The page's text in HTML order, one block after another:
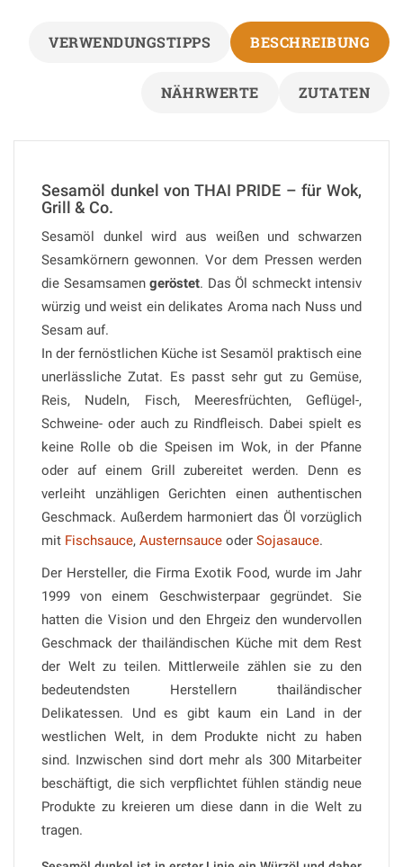
BESCHREIBUNG
VERWENDUNGSTIPPS
ZUTATEN
NÄHRWERTE
Sesamöl dunkel von THAI PRIDE – für Wok,
Grill & Co.
Sesamöl dunkel wird aus weißen und schwarzen
Sesamkörnern gewonnen. Vor dem Pressen werden
die Sesamsamen geröstet. Das Öl schmeckt intensiv
würzig und weist ein delikates Aroma nach Nuss und
Sesam auf.
In der fernöstlichen Küche ist Sesamöl praktisch eine
unerlässliche Zutat. Es passt sehr gut zu Gemüse,
Reis, Nudeln, Fisch, Meeresfrüchten, Geflügel-,
Schweine- oder auch zu Rindfleisch. Dabei spielt es
keine Rolle ob die Speisen im Wok, in der Pfanne
oder auf einem Grill zubereitet werden. Denn es
verleiht unzähligen Gerichten einen authentischen
Geschmack. Außerdem harmoniert das Öl vorzüglich
mit Fischsauce, Austernsauce oder Sojasauce.
Der Hersteller, die Firma Exotik Food, wurde im Jahr
1999 von einem Geschwisterpaar gegründet. Sie
hatten die Vision und den Ehrgeiz den wundervollen
Geschmack der thailändischen Küche mit dem Rest
der Welt zu teilen. Mittlerweile zählen sie zu den
bedeutendsten Herstellern thailändischer
Delikatessen. Und es gibt kaum ein Land in der
westlichen Welt, in dem Produkte nicht zu haben
sind. Inzwischen sind dort mehr als 300 Mitarbeiter
beschäftigt, die sich verpflichtet fühlen ständig neue
Produkte zu kreieren um diese dann in die Welt zu
tragen.